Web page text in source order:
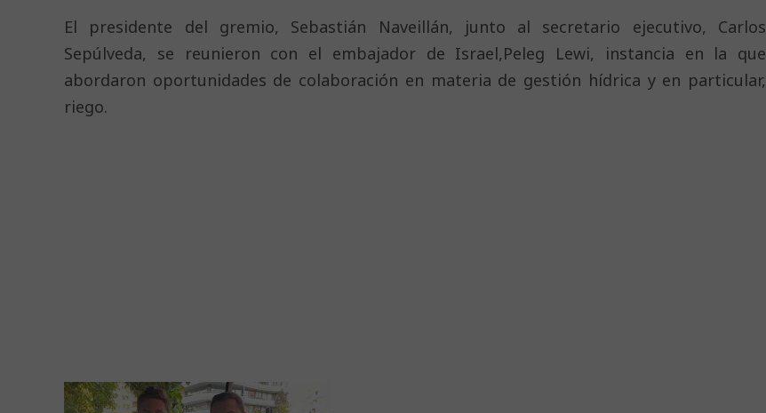
El presidente del gremio, Sebastián Naveillán, junto al secretario ejecutivo, Carlos
Sepúlveda, se reunieron con el embajador de Israel,Peleg Lewi, instancia en la que
abordaron oportunidades de colaboración en materia de gestión hídrica y en particular,
riego.